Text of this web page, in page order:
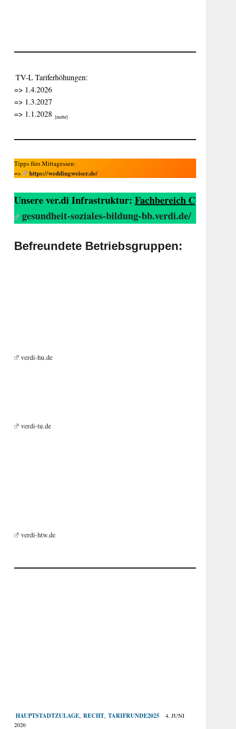
TV-L Tariferhöhungen:
=> 1.4.2026
=> 1.3.2027
=> 1.1.2028 [mehr]
Tipps fürs Mittagessen:
=>
https://weddingweiser.de/
Unsere ver.di Infrastruktur:Fachbereich C
gesundheit-soziales-bildung-bb.verdi.de/
Befreundete Betriebsgruppen:
verdi-hu.de
verdi-tu.de
verdi-htw.de
HAUPTSTADTZULAGE, RECHT, TARIFRUNDE2025
4. JUNI
2026